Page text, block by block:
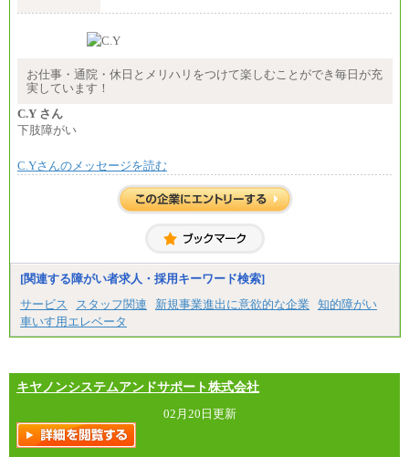
（５）月給147,800円以上（実働6時間）
時給 1,226円（実働4.5時間）
間額換算額）
・退職金相当手当 37円
お仕事・通院・休日とメリハリをつけて楽しむことができ毎日が充
実しています！
C.Y さん
下肢障がい
C.Yさんのメッセージを読む
[関連する障がい者求人・採用キーワード検索]
サービス
スタッフ関連 新規事業進出に意欲的な企業
知的障がい
車いす用エレベータ
キヤノンシステムアンドサポート株式会社
02月20日更新